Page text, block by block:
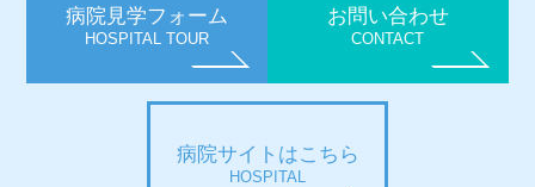
病院見学フォーム
HOSPITAL TOUR
お問い合わせ
CONTACT
病院サイトはこちら
HOSPITAL